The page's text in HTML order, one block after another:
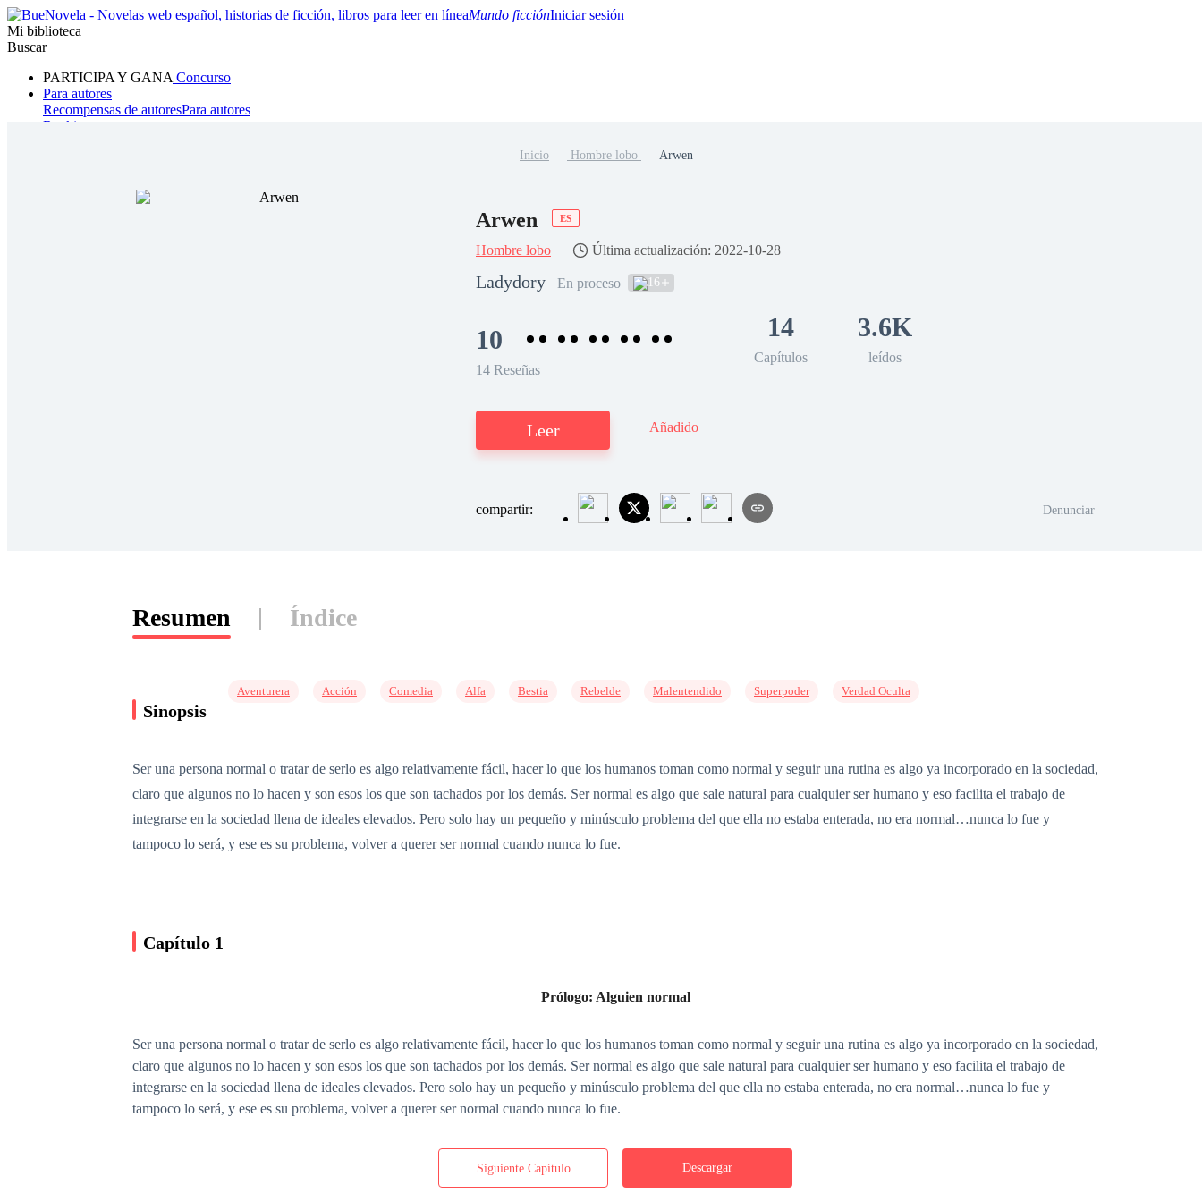
Mundo ficciónIniciar sesión
Mi biblioteca
Buscar
PARTICIPA Y GANA Concurso
Para autores
Recompensas de autoresPara autores
Ranking
Hombre lobo Sistema
Inicio Hombre lobo Arwen
Arwen ES
Hombre lobo Última actualización: 2022-10-28
Ladydory En proceso 16
10
14 Reseñas
14
Capítulos
3.6K
leídos
Leer Añadido
compartir: Denunciar
Resumen Índice
Sinopsis
Aventurera Acción Comedia Alfa Bestia Rebelde Malentendido Superpoder Verdad Oculta
Ser una persona normal o tratar de serlo es algo relativamente fácil, hacer lo que los humanos toman como normal y seguir una rutina es algo ya incorporado en la sociedad,
claro que algunos no lo hacen y son esos los que son tachados por los demás. Ser normal es algo que sale natural para cualquier ser humano y eso facilita el trabajo de
integrarse en la sociedad llena de ideales elevados. Pero solo hay un pequeño y minúsculo problema del que ella no estaba enterada, no era normal…nunca lo fue y
tampoco lo será, y ese es su problema, volver a querer ser normal cuando nunca lo fue.
Capítulo 1
Prólogo: Alguien normal
Ser una persona normal o tratar de serlo es algo relativamente fácil, hacer lo que los humanos toman como normal y seguir una rutina es algo ya incorporado en la sociedad,
claro que algunos no lo hacen y son esos los que son tachados por los demás. Ser normal es algo que sale natural para cualquier ser humano y eso facilita el trabajo de
integrarse en la sociedad llena de ideales elevados. Pero solo hay un pequeño y minúsculo problema del que ella no estaba enterada, no era normal…nunca lo fue y
tampoco lo será, y ese es su problema, volver a querer ser normal cuando nunca lo fue.
Siguiente Capítulo Descargar